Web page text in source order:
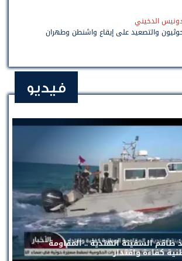
الدخيني
والتصعيد على إيقاع واشنطن وطهران
فيديو
طاقم السفينة الهندية .. المقاومة
كفاءة واقتدار